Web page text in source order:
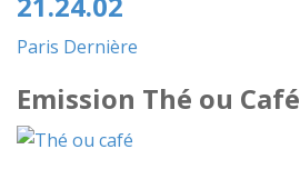
Paris Dernière
Emission Thé ou Café